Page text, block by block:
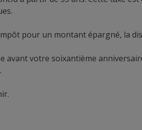
pour un montant épargné, la
avant votre soixantième